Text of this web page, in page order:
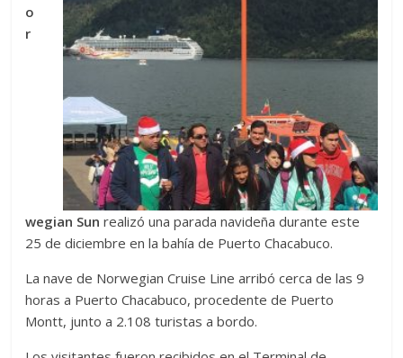
o
r
wegian Sun realizó una parada navideña durante este
25 de diciembre en la bahía de Puerto Chacabuco.
La nave de Norwegian Cruise Line arribó cerca de las 9
horas a Puerto Chacabuco, procedente de Puerto
Montt, junto a 2.108 turistas a bordo.